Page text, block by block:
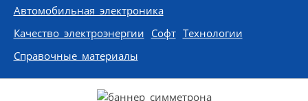
Автомобильная электроника
Качество электроэнергии Софт Технологии
Справочные материалы